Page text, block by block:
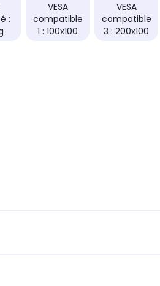
:
VESA
compatible
1 : 100x100
VESA
compatible
3 : 200x100